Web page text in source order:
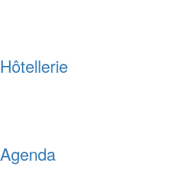
Hôtellerie
Agenda